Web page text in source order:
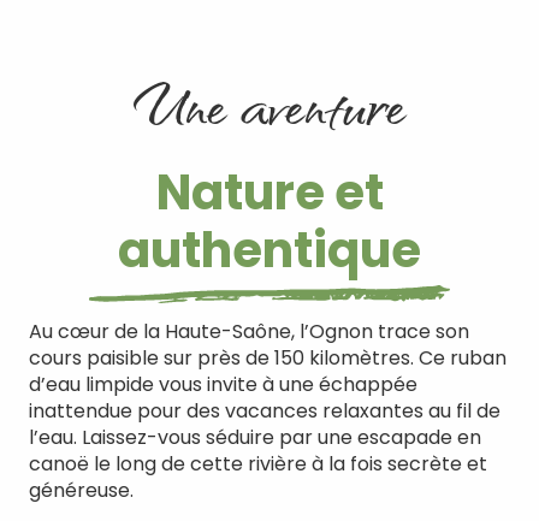
Une aventure
Nature et
authentique
Au cœur de la Haute-Saône, l’Ognon trace son
cours paisible sur près de 150 kilomètres. Ce ruban
d’eau limpide vous invite à une échappée
inattendue pour des vacances relaxantes au fil de
l’eau. Laissez-vous séduire par une escapade en
canoë le long de cette rivière à la fois secrète et
généreuse.